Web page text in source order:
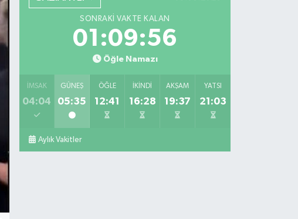
SONRAKI VAKTE KALAN
01:09:56
Öğle Namazı
İMSAK
04:04
GÜNEŞ
05:35
ÖĞLE
12:41
İKINDI
16:28
AKŞAM
19:37
YATSI
21:03
Aylık Vakitler